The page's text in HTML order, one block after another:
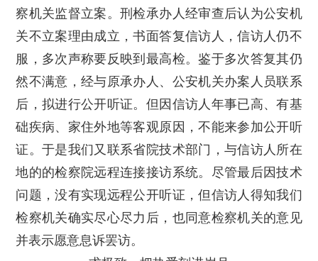
察机关监督立案。刑检承办人经审查后认为公安机
关不立案理由成立，书面答复信访人，信访人仍不
服，多次声称要反映到最高检。鉴于多次答复其仍
然不满意，经与原承办人、公安机关办案人员联系
后，拟进行公开听证。但因信访人年事已高、有基
础疾病、家住外地等客观原因，不能来参加公开听
证。于是我们又联系省院技术部门，与信访人所在
地的的检察院远程连接接访系统。尽管最后因技术
问题，没有实现远程公开听证，但信访人得知我们
检察机关确实尽心尽力后，也同意检察机关的意见
并表示愿意息诉罢访。